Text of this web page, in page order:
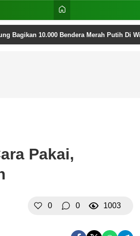
Bagikan 10.000 Bendera Merah Putih Di
Pakai,
0 0 1003